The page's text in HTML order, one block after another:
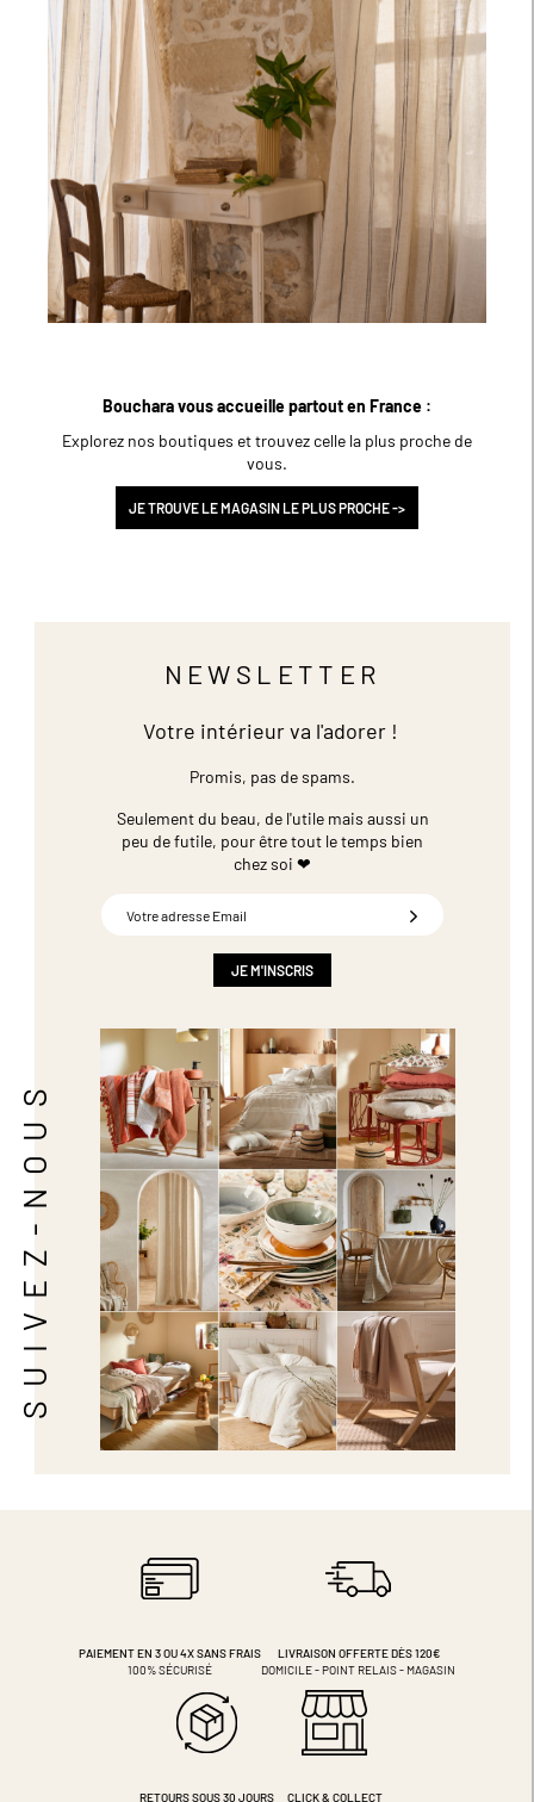
Bouchara vous accueille partout en France :
Explorez nos boutiques et trouvez celle la plus proche de
vous.
JE TROUVE LE MAGASIN LE PLUS PROCHE ->
SUIVEZ-NOUS
NEWSLETTER
Votre intérieur va l'adorer !
Promis, pas de spams.
Seulement du beau, de l'utile mais aussi un
peu de futile, pour être tout le temps bien
chez soi ❤
JE M'INSCRIS
PAIEMENT EN 3 OU 4XSANS FRAIS
100% SÉCURISÉ
LIVRAISON OFFERTE DÈS 120€
DOMICILE - POINT RELAIS - MAGASIN
RETOURS SOUS 30 JOURS CLICK & COLLECT